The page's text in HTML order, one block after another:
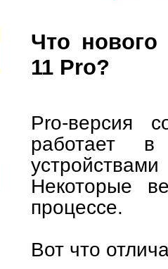
Что нового
11 Pro?
Pro-версия
работает в
Некоторые
процессе.
Вот что